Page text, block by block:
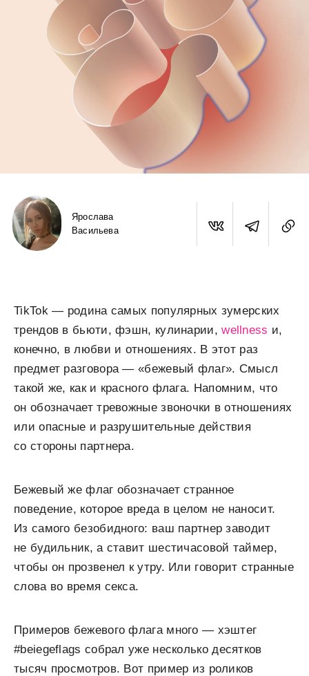
Ярослава
Васильева
TikTok — родина самых популярных зумерских
трендов в бьюти, фэшн, кулинарии, wellness и,
конечно, в любви и отношениях. В этот раз
предмет разговора — «бежевый флаг». Смысл
такой же, как и красного флага. Напомним, что
он обозначает тревожные звоночки в отношениях
или опасные и разрушительные действия
со стороны партнера.
Бежевый же флаг обозначает странное
поведение, которое вреда в целом не наносит.
Из самого безобидного: ваш партнер заводит
не будильник, а ставит шестичасовой таймер,
чтобы он прозвенел к утру. Или говорит странные
слова во время секса.
Примеров бежевого флага много — хэштег
#beiegeflags собрал уже несколько десятков
тысяч просмотров. Вот пример из роликов